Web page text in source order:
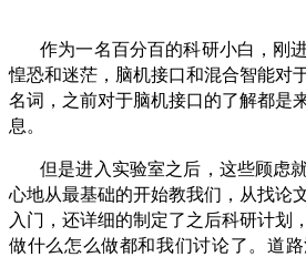
作为一名百分百的科研小白，刚
惶恐和迷茫，脑机接口和混合智能对
名词，之前对于脑机接口的了解都是
息。
但是进入实验室之后，这些顾虑
心地从最基础的开始教我们，从找论
入门，还详细的制定了之后科研计划
做什么怎么做都和我们讨论了。道